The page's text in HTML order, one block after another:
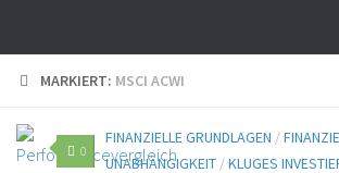
MARKIERT: MSCI ACWI
0
FINANZIELLE GRUNDLAGEN /
UNABHÄNGIGKEIT /KLUGES